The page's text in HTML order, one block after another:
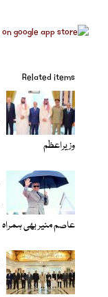
Related items
وزیراعظم
عاصم منیر بھی ہمراہ